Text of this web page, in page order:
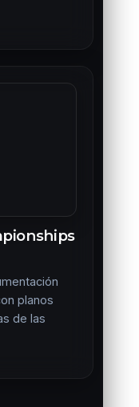
planos
de las